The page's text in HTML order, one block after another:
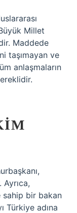
Millet
Maddede
taşımayan ve
anlaşmaların
Ayrıca,
sahip bir bakan
Türkiye adına